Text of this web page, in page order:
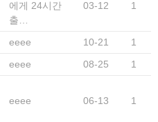
에게 24시간
출…
03-12 1
eeee 10-21
1
eeee 08-25 1
eeee 06-13 1